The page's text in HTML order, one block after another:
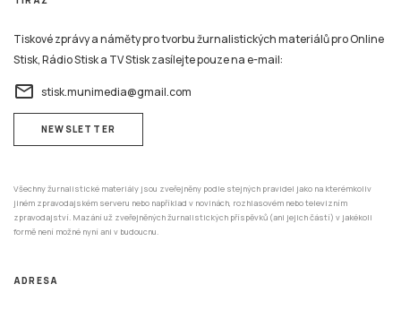
Tiskové zprávy a náměty pro tvorbu žurnalistických materiálů pro Online
Stisk, Rádio Stisk a TV Stisk zasílejte pouze na e-mail:
email stisk.munimedia@gmail.com
NEWSLETTER
Všechny žurnalistické materiály jsou zveřejněny podle stejných pravidel jako na kterémkoliv
jiném zpravodajském serveru nebo například v novinách, rozhlasovém nebo televizním
zpravodajství. Mazání už zveřejněných žurnalistických příspěvků (ani jejich částí) v jakékoli
formě není možné nyní ani v budoucnu.
ADRESA